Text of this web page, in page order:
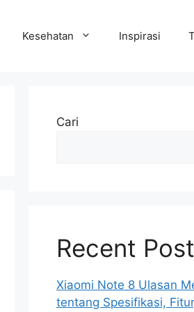
Kesehatan Inspirasi
Cari
Recent
Xiaomi Note 8 Ulasan
tentang Spesifikasi,